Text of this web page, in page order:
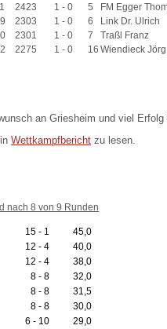
2423 1 - 0 5 FM Egger
2303 1 - 0 6 Link Dr. Ulrich
2301 1 - 0 7 Traßl Franz
2275 1 - 0 16 Wiendieck Jörg
an Griesheim und viel
Wettkampfbericht zu lesen.
nach 8 von 9 Runden
15 - 1
45,0
12 - 4
40,0
12 - 4
38,0
8 - 8
32,0
8 - 8
31,5
8 - 8
30,0
6 - 10
29,0